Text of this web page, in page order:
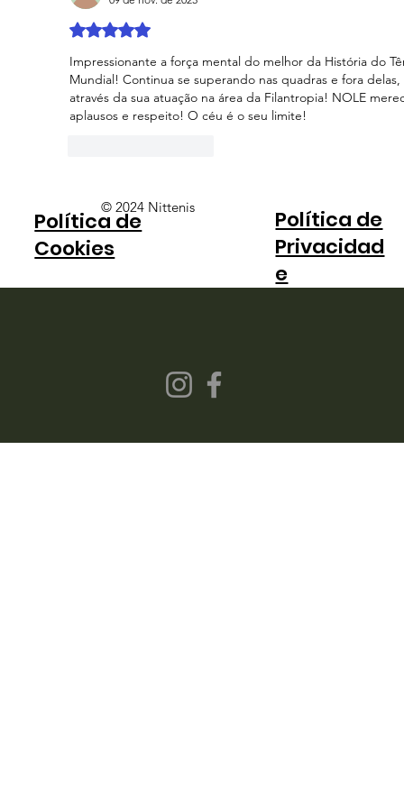
Avaliado com 5 de 5 estrelas.
Impressionante a força mental do melhor da História do
Mundial! Continua se superando nas quadras e fora delas,
através da sua atuação na área da Filantropia! NOLE
aplausos e respeito! O céu é o seu limite!
© 2024 Nittenis
Política de
Privacidad
e
Política de
Cookies